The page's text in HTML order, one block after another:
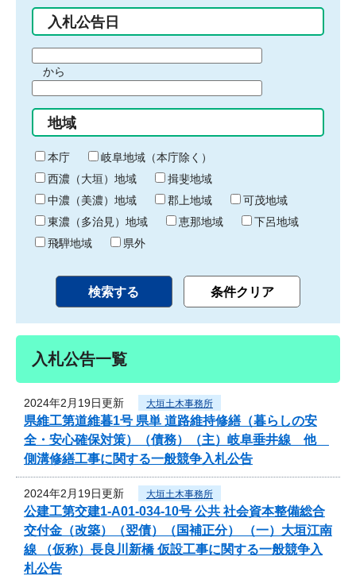
入札公告日
間
始
り
から
間
終
わ
り
地域
本庁
岐阜地域（本庁除く）
西濃（大垣）地域
揖斐地域
中濃（美濃）地域
郡上地域
可茂地域
東濃（多治見）地域
恵那地域
下呂地域
飛騨地域
県外
入札公告一覧
2024年2月19日更新 大垣土木事務所
県維工第道維暮1号 県単 道路維持修繕（暮らしの安
全・安心確保対策）（債務）（主）岐阜垂井線 他
側溝修繕工事に関する一般競争入札公告
2024年2月19日更新 大垣土木事務所
公建工第交建1-A01-034-10号 公共 社会資本整備総合
交付金（改築）（翌債）（国補正分） （一）大垣江南
線 （仮称）長良川新橋 仮設工事に関する一般競争入
札公告